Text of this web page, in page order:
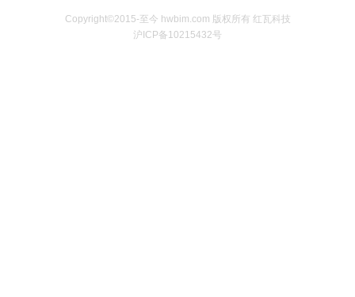
Copyright©2015-至今 hwbim.com 版权所有 红瓦科技
沪ICP备10215432号